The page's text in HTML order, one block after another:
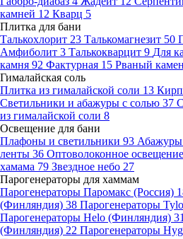
камней 12 Кварц 5
Плитка для бани
Талькохлорит 23 Талькомагнезит 50
Амфиболит 3 Талькокварцит 9 Для
камня 92 Фактурная 15 Рваный
Гималайская соль
Плитка из гималайской соли 13
Светильники и абажуры с солью 37
из гималайской соли 8
Освещение для бани
Плафоны и светильники 93 Абажуры
ленты 36 Оптоволоконное освещение
хамама 79 Звездное небо 27
Парогенераторы для хаммам
Парогенераторы Паромакс (Россия)
(Финляндия) 38 Парогенераторы
Парогенераторы Helo (Финляндия) 31
(Финляндия) 22 Парогенераторы